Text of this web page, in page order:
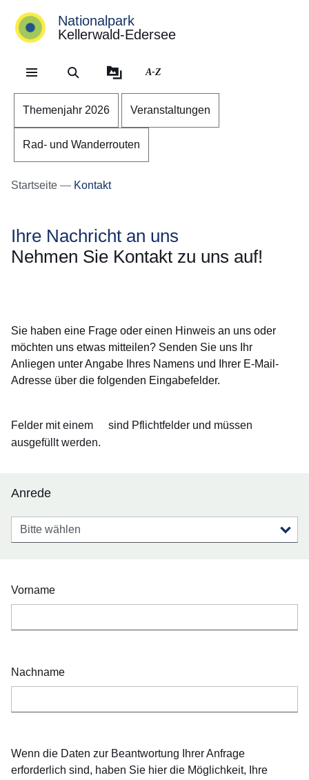
Direkt zum Kopf der
Direkt zum Inhalt
Direkt zum Fuß der
Nationalpark
Kellerwald-Edersee
A-Z
Themenjahr 2026 Veranstaltungen
Rad- und Wanderrouten
Startseite Kontakt
Ihre Nachricht an uns
Nehmen Sie Kontakt zu uns auf!
Sie haben eine Frage oder einen Hinweis an uns oder
möchten uns etwas mitteilen? Senden Sie uns Ihr
Anliegen unter Angabe Ihres Namens und Ihrer E-Mail-
Adresse über die folgenden Eingabefelder.
Felder mit einem
sind Pflichtfelder und müssen
ausgefüllt werden.
Anrede
Anrede
Vorname
Nachname
Wenn die Daten zur Beantwortung Ihrer Anfrage
erforderlich sind, haben Sie hier die Möglichkeit, Ihre